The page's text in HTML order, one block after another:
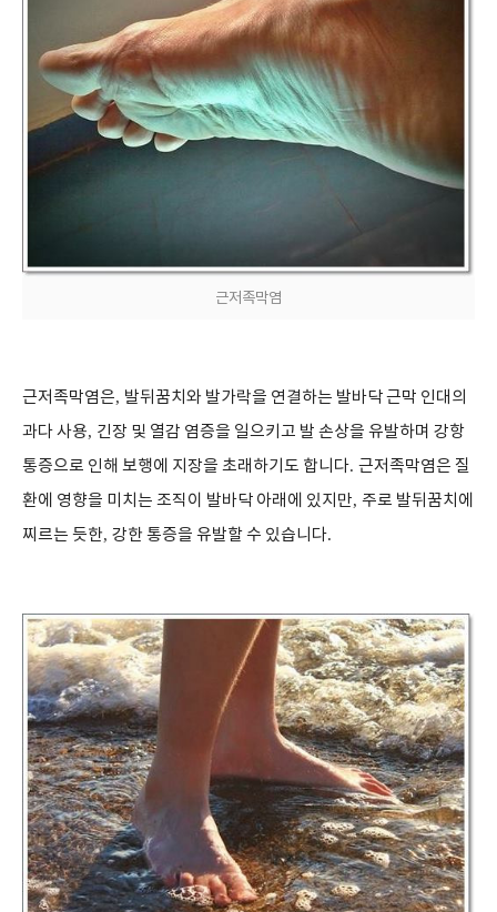
근저족막염
근저족막염은, 발뒤꿈치와 발가락을 연결하는 발바닥 근막 인대의
과다 사용, 긴장 및 열감 염증을 일으키고 발 손상을 유발하며 강항
통증으로 인해 보행에 지장을 초래하기도 합니다. 근저족막염은 질
환에 영향을 미치는 조직이 발바닥 아래에 있지만, 주로 발뒤꿈치에
찌르는 듯한, 강한 통증을 유발할 수 있습니다.